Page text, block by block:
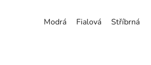
Modrá Fialová Stříbrná